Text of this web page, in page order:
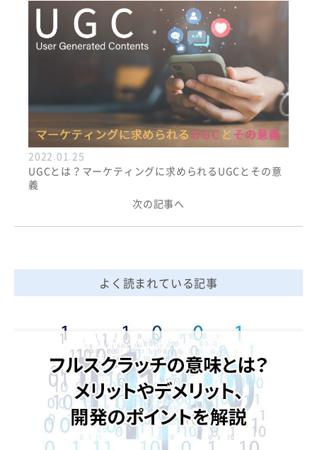
2022.01.25
UGCとは？マーケティングに求められるUGCとその意
義
次の記事へ
よく読まれている記事